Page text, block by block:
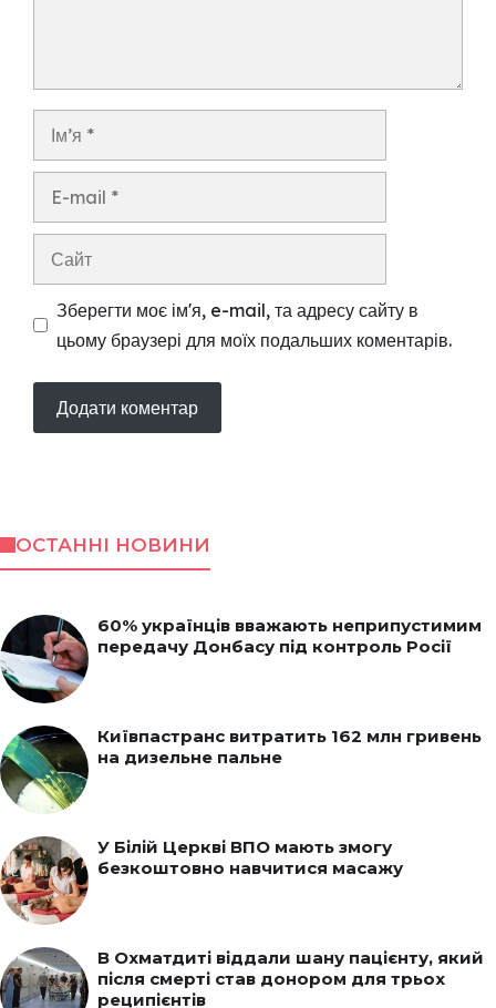
Зберегти моє ім'я, e-mail, та адресу сайту в
цьому браузері для моїх подальших коментарів.
ОСТАННІ НОВИНИ
60% українців вважають неприпустимим
передачу Донбасу під контроль Росії
Київпастранс витратить 162 млн гривень
на дизельне пальне
У Білій Церкві ВПО мають змогу
безкоштовно навчитися масажу
В Охматдиті віддали шану пацієнту, який
після смерті став донором для трьох
реципієнтів